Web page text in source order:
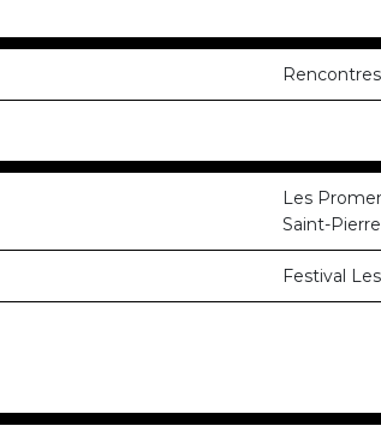
Les
Saint-
Festival